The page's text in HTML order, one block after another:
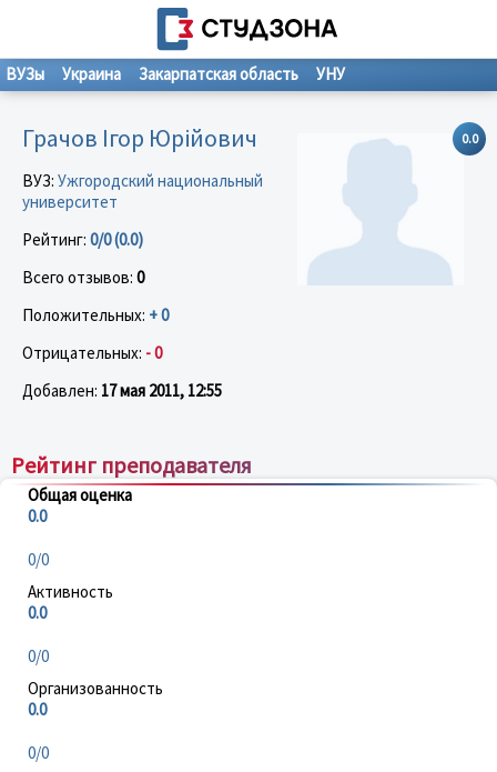
ВУЗы Украина Закарпатская область УНУ
0.0
Грачов Ігор Юрійович
ВУЗ: Ужгородский национальный
университет
Рейтинг: 0/0 (0.0)
Всего отзывов: 0
Положительных: + 0
Отрицательных: - 0
Добавлен: 17 мая 2011, 12:55
Рейтинг преподавателя
Общая оценка
0.0
0/0
Активность
0.0
0/0
Организованность
0.0
0/0